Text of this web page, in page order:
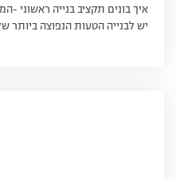
איך בונים תקציב בנייה
יש לבנייה הטעות הנפוצה ביותר